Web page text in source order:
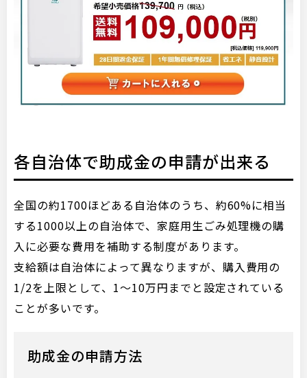
各自治体で助成金の申請が出来る
全国の約1700ほどある自治体のうち、約60%に相当
する1000以上の自治体で、家庭用生ごみ処理機の購
入に必要な費用を補助する制度があります。
支給額は自治体によって異なりますが、購入費用の
1/2を上限として、1〜10万円までと設定されている
ことが多いです。
助成金の申請方法